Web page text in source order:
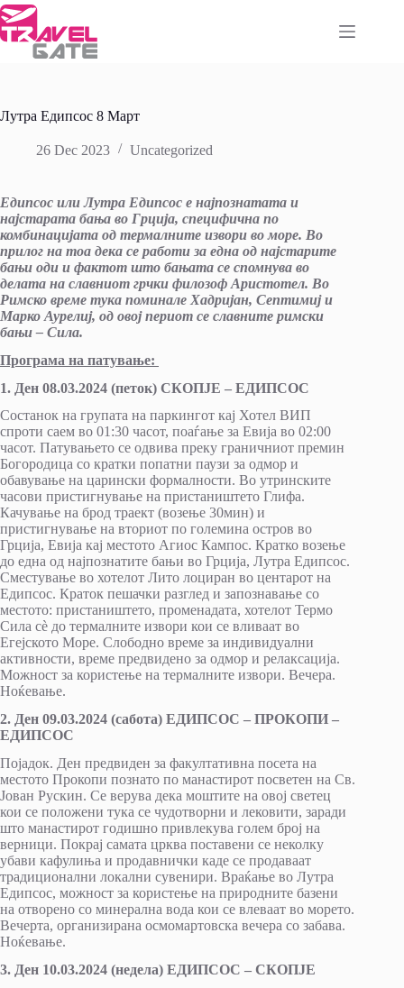
Skip
to
content
Лутра Едипсос 8 Март
26 Dec 2023 Uncategorized
Eдипсос или Лутра Едипсос е најпознатата и
најстарата бања во Грција, специфична по
комбинацијата од термалните извори во море. Во
прилог на тоа дека се работи за една од најстарите
бањи оди и фактот што бањата се спомнува во
делата на славниот грчки филозоф Аристотел. Во
Римско време тука поминале Хадријан, Септимиј и
Марко Аурелиј, од овој периот се славните римски
бањи – Сила.
Програма на патување:
1. Ден 08.03.2024 (петок) СКОПЈЕ – ЕДИПСОС
Состанок на групата на паркингот кај Хотел ВИП
спроти саем во 01:30 часот, поаѓање за Евија во 02:00
часот. Патувањето се одвива преку граничниот премин
Богородица со кратки попатни паузи за одмор и
обавување на царински формалности. Во утринските
часови пристигнување на пристаништето Глифа.
Качување на брод траект (возење 30мин) и
пристигнување на вториот по големина остров во
Грција, Евија кај местото Агиос Кампос. Кратко возење
до една од најпознатите бањи во Грција, Лутра Едипсос.
Сместување во хотелот Лито лоциран во центарот на
Едипсос. Краток пешачки разглед и запознавање со
местото: пристаништето, променадата, хотелот Термо
Сила сè до термалните извори кои се вливаат во
Егејското Море. Слободно време за индивидуални
активности, време предвидено за одмор и релаксација.
Можност за користење на термалните извори. Вечера.
Ноќевање.
2. Ден 09.03.2024 (сабота) ЕДИПСОС – ПРОКОПИ –
ЕДИПСОС
Појадок. Ден предвиден за факултативна посета на
местото Прокопи познато по манастирот посветен на Св.
Јован Рускин. Се верува дека моштите на овој светец
кои се положени тука се чудотворни и лековити, заради
што манастирот годишно привлекува голем број на
верници. Покрај самата црква поставени се неколку
убави кафулиња и продавнички каде се продаваат
традиционални локални сувенири. Враќање во Лутра
Едипсос, можност за користење на природните базени
на отворено со минерална вода кои се влеваат во морето.
Вечерта, организирана осмомартовска вечера со забава.
Ноќевање.
3. Ден 10.03.2024 (недела) ЕДИПСОС – СКОПЈЕ